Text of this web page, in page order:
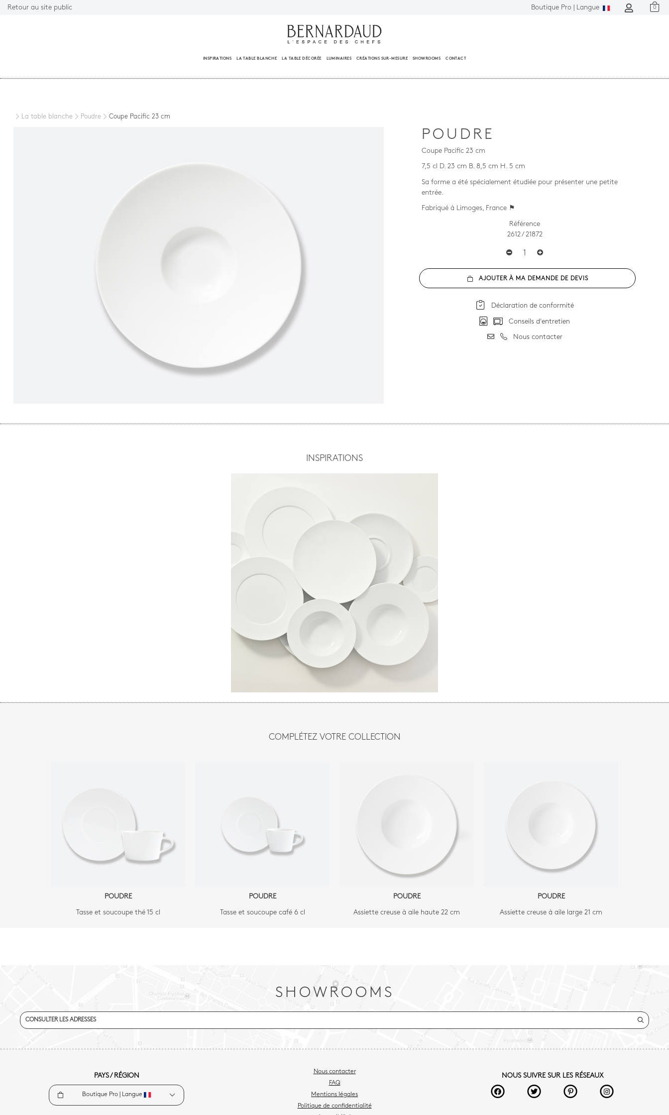
Retour au site public Boutique Pro | Langue 0
INSPIRATIONS LA TABLE BLANCHE LA TABLE DÉCORÉE LUMINAIRES CRÉATIONS SUR-MESURE SHOWROOMS CONTACT
La table blanche Poudre Coupe Pacific 23 cm
POUDRE
Coupe Pacific 23 cm
7,5 cl D. 23 cm B. 8,5 cm H. 5 cm
Sa forme a été spécialement étudiée pour présenter une petite
entrée.
Fabriqué à Limoges, France ⚑
Référence
2612 / 21872
AJOUTER À MA DEMANDE DE DEVIS
Déclaration de conformité
Conseils d'entretien
Nous contacter
INSPIRATIONS
COMPLÉTEZ VOTRE COLLECTION
POUDRE
Tasse et soucoupe thé 15 cl
POUDRE
Tasse et soucoupe café 6 cl
POUDRE
Assiette creuse à aile haute 22 cm
POUDRE
Assiette creuse à aile large 21 cm
SHOWROOMS
CONSULTER LES ADRESSES
PAYS / RÉGION
Boutique Pro | Langue
Nous contacter
FAQ
Mentions légales
Politique de confidentialité
NOUS SUIVRE SUR LES RÉSEAUX